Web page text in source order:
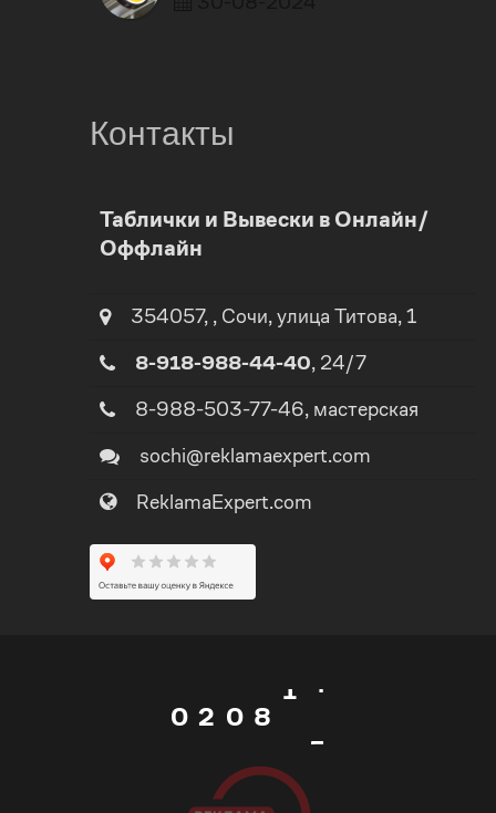
Контакты
Таблички и Вывески в Онлайн/
Оффлайн
354057, , Сочи, улица Титова, 1
8-918-988-44-40, 24/7
8-988-503-77-46, мастерская
sochi@reklamaexpert.com
ReklamaExpert.com
0
0
2 0
1
2
4
5
8
9
0